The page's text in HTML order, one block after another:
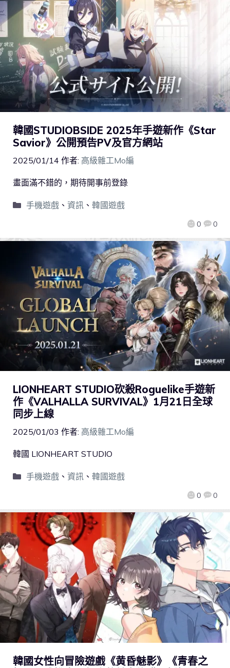
韓國STUDIOBSIDE 2025年手遊新作《Star
Savior》公開預告PV及官方網站
2025/01/14 作者: 高級雜工Mo編
0 0
畫面滿不錯的，期待開事前登錄
手機遊戲、 資訊、 韓國遊戲
LIONHEART STUDIO砍殺Roguelike手遊新
作《VALHALLA SURVIVAL》1月21日全球
同步上線
2025/01/03 作者: 高級雜工Mo編
0 0
韓國 LIONHEART STUDIO
手機遊戲、 資訊、 韓國遊戲
韓國女性向冒險遊戲《黄昏魅影》《青春之